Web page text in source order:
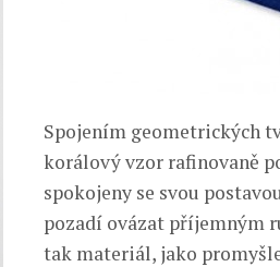
Spojením geometrických
korálový vzor rafinovaně
spokojeny se svou
pozadí ovázat příjemným
tak materiál, jako